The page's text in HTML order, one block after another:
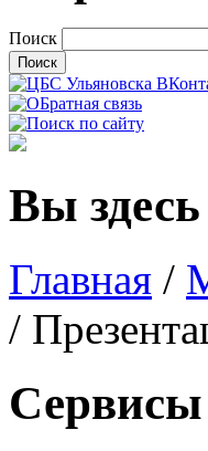
Поиск
Вы здесь
Главная /
/
Сервисы